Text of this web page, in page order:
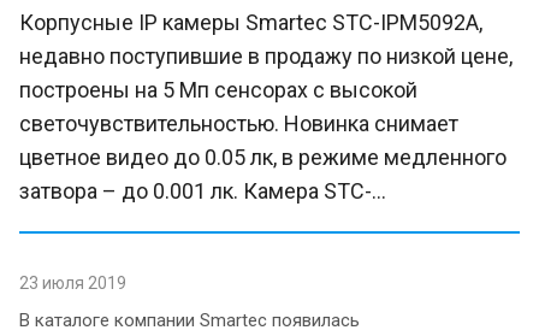
Корпусные IP камеры Smartec STC-IPM5092A,
недавно поступившие в продажу по низкой цене,
построены на 5 Мп сенсорах с высокой
светочувствительностью. Новинка снимает
цветное видео до 0.05 лк, в режиме медленного
затвора – до 0.001 лк. Камера STC-...
23 июля 2019
В каталоге компании Smartec появилась